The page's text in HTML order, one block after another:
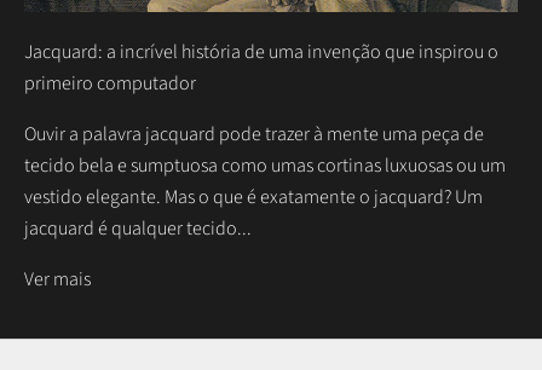
Jacquard: a incrível história de uma invenção que inspirou o
primeiro computador
Ouvir a palavra jacquard pode trazer à mente uma peça de
tecido bela e sumptuosa como umas cortinas luxuosas ou um
vestido elegante. Mas o que é exatamente o jacquard? Um
jacquard é qualquer tecido...
Ver mais